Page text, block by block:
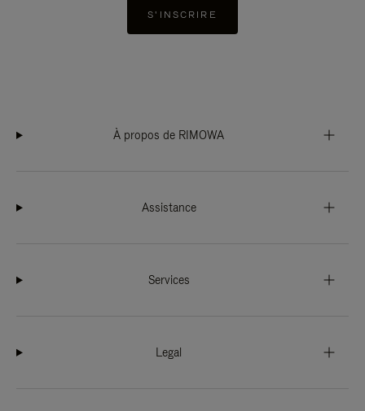
S'INSCRIRE
À propos de RIMOWA
Assistance
Services
Legal